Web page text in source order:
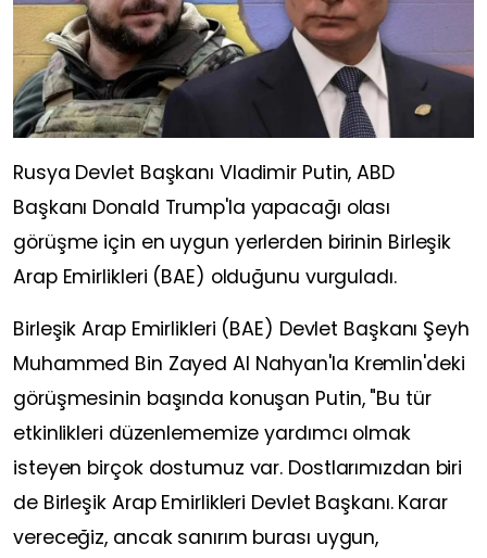
Rusya Devlet Başkanı Vladimir Putin, ABD
Başkanı Donald Trump'la yapacağı olası
görüşme için en uygun yerlerden birinin Birleşik
Arap Emirlikleri (BAE) olduğunu vurguladı.
Birleşik Arap Emirlikleri (BAE) Devlet Başkanı Şeyh
Muhammed Bin Zayed Al Nahyan'la Kremlin'deki
görüşmesinin başında konuşan Putin, "Bu tür
etkinlikleri düzenlememize yardımcı olmak
isteyen birçok dostumuz var. Dostlarımızdan biri
de Birleşik Arap Emirlikleri Devlet Başkanı. Karar
vereceğiz, ancak sanırım burası uygun,